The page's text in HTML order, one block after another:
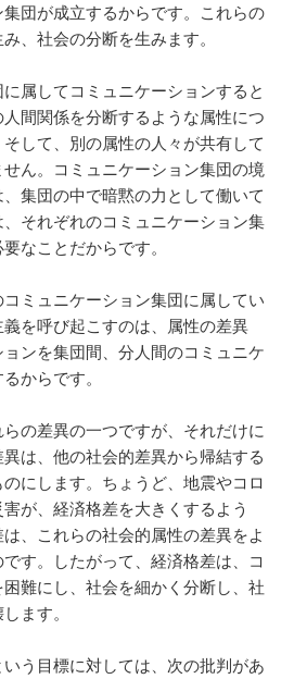
団が成立するからです。これらの
、社会の分断を生みます。
属してコミュニケーションすると
間関係を分断するような属性につ
して、別の属性の人々が共有して
ん。コミュニケーション集団の境
集団の中で暗黙の力として働いて
それぞれのコミュニケーション集
なことだからです。
ミュニケーション集団に属してい
を呼び起こすのは、属性の差異
ンを集団間、分人間のコミュニケ
からです。
の差異の一つですが、それだけに
は、他の社会的差異から帰結する
にします。ちょうど、地震やコロ
が、経済格差を大きくするよう
、これらの社会的属性の差異をよ
す。したがって、経済格差は、コ
難にし、社会を細かく分断し、社
ます。
う目標に対しては、次の批判があ